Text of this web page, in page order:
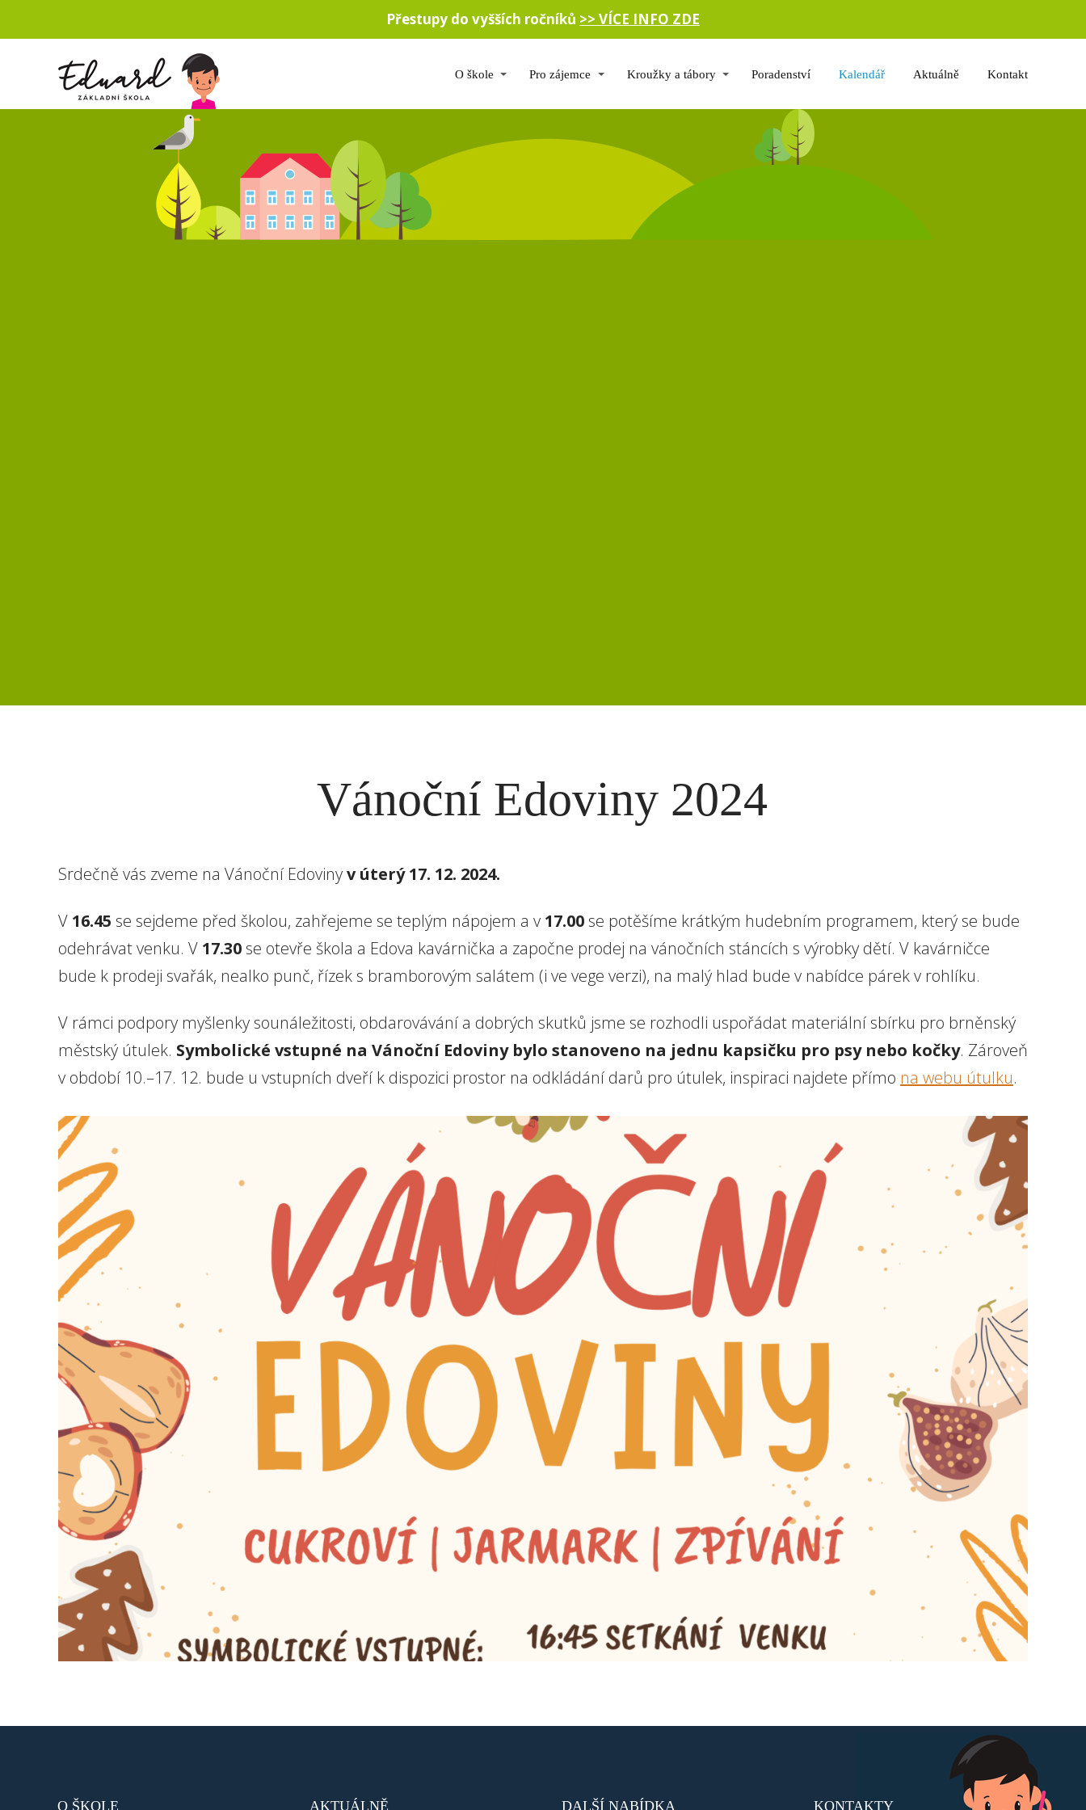
Přestupy do vyšších ročníků >> VÍCE INFO ZDE
O škole Pro zájemce Kroužky a tábory Poradenství Kalendář Aktuálně Kontakt
Vánoční Edoviny 2024
Srdečně vás zveme na Vánoční Edovinyv úterý 17. 12. 2024.
V 16.45 se sejdeme před školou, zahřejeme se teplým nápojem a v 17.00 se potěšíme krátkým hudebním programem, který se bude
odehrávat venku. V 17.30 se otevře škola a Edova kavárnička a započne prodej na vánočních stáncích s výrobky dětí. V kavárničce
bude k prodeji svařák, nealko punč, řízek s bramborovým salátem (i ve vege verzi), na malý hlad bude v nabídce párek v rohlíku.
V rámci podpory myšlenky sounáležitosti, obdarovávání a dobrých skutků jsme se rozhodli uspořádat materiální sbírku pro brněnský
městský útulek. Symbolické vstupné na Vánoční Edoviny bylo stanoveno na jednu kapsičku pro psy nebo kočky. Zároveň
v období 10.–⁠⁠⁠⁠⁠⁠17. 12. bude u vstupních dveří k dispozici prostor na odkládání darů pro útulek, inspiraci najdete přímo na webu útulku.
O ŠKOLE AKTUÁLNĚ DALŠÍ NABÍDKA KONTAKTY